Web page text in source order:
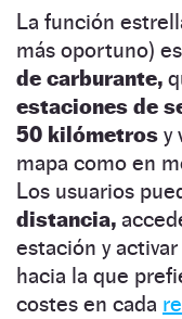
La función
más oportuno)
de carburante,
estaciones de
50 kilómetros y
mapa como en
Los usuarios
distancia,
estación y
hacia la que
costes en cada